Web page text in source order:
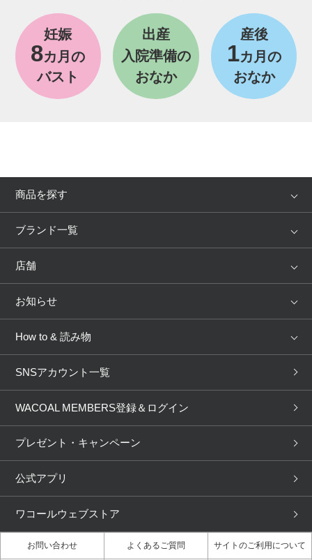
妊娠
8カ月の
バスト
出産
入院準備の
おなか
産後
1カ月の
おなか
商品を探す
アイテム
ランキング セール
トピックス
ブランド一覧
WACOAL
Salute Yue
AMPHI
GOCOCi
OUR WACOAL YOJOY
WACOAL Remamma
CW-X Imported Brands
Licensed Brands
店舗
店舗を探す
来店予約
ブラ無料診断
取り置き・取り寄せサービス
3Dボディスキャン
お知らせ
新着情報
重要なお知らせ
商品回収
お知らせ
ニュース＆トピックス
How to & 読み物
下着の基礎知識
ブラチェック わたしに合うブラ診断
ワコールスタイル
フェムケアポータルサイト
大人の工場見学inベトナム 人間科学研究開発センター見学
ド（マンガ）
3Dボディスキャン体験（マンガ）
SNSアカウント一覧
WACOAL MEMBERS登録＆ログイン
プレゼント・キャンペーン
公式アプリ
ワコールウェブストア
お問い合わせ よくあるご質問 サイトのご利用について